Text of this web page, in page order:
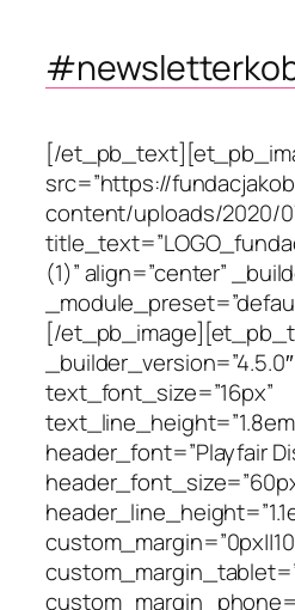
[/
src=”https://
content/uploads/2020/
(1)” align=”center”
[/
text_font_size=”16px”
header_font=”Playfair